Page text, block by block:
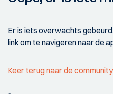
Er is iets overwachts
link om te navigeren naar de
Keer terug naar de community